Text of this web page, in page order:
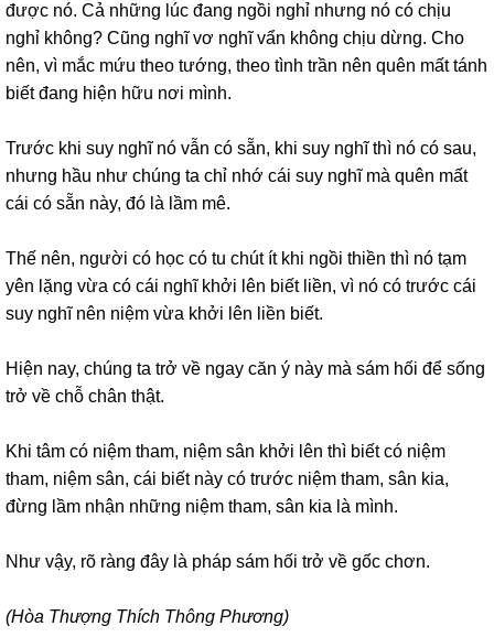
được nó. Cả những lúc đang ngồi nghỉ nhưng nó có chịu
nghỉ không? Cũng nghĩ vơ nghĩ vẩn không chịu dừng. Cho
nên, vì mắc mứu theo tướng, theo tình trần nên quên mất tánh
biết đang hiện hữu nơi mình.
Trước khi suy nghĩ nó vẫn có sẵn, khi suy nghĩ thì nó có sau,
nhưng hầu như chúng ta chỉ nhớ cái suy nghĩ mà quên mất
cái có sẵn này, đó là lầm mê.
Thế nên, người có học có tu chút ít khi ngồi thiền thì nó tạm
yên lặng vừa có cái nghĩ khởi lên biết liền, vì nó có trước cái
suy nghĩ nên niệm vừa khởi lên liền biết.
Hiện nay, chúng ta trở về ngay căn ý này mà sám hối để sống
trở về chỗ chân thật.
Khi tâm có niệm tham, niệm sân khởi lên thì biết có niệm
tham, niệm sân, cái biết này có trước niệm tham, sân kia,
đừng lầm nhận những niệm tham, sân kia là mình.
Như vậy, rõ ràng đây là pháp sám hối trở về gốc chơn.
(Hòa Thượng Thích Thông Phương)